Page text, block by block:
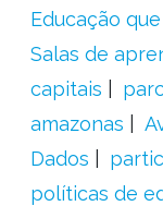
Educação
Salas de
capitais
amazonas
Dados
políticas de